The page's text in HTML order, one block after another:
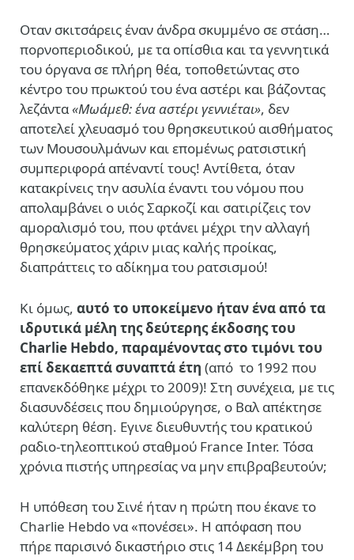
Οταν σκιτσάρεις έναν άνδρα σκυμμένο σε στάση…
πορνοπεριοδικού, με τα οπίσθια και τα γεννητικά
του όργανα σε πλήρη θέα, τοποθετώντας στο
κέντρο του πρωκτού του ένα αστέρι και βάζοντας
λεζάντα«Μωάμεθ: ένα αστέρι γεννιέται», δεν
αποτελεί χλευασμό του θρησκευτικού αισθήματος
των Μουσουλμάνων και επομένως ρατσιστική
συμπεριφορά απέναντί τους! Αντίθετα, όταν
κατακρίνεις την ασυλία έναντι του νόμου που
απολαμβάνει ο υιός Σαρκοζί και σατιρίζεις τον
αμοραλισμό του, που φτάνει μέχρι την αλλαγή
θρησκεύματος χάριν μιας καλής προίκας,
διαπράττεις το αδίκημα του ρατσισμού!
Κι όμως, αυτό το υποκείμενο ήταν ένα από τα
ιδρυτικά μέλη της δεύτερης έκδοσης του
Charlie Hebdo, παραμένοντας στο τιμόνι του
επί δεκαεπτά συναπτά έτη (από το 1992 που
επανεκδόθηκε μέχρι το 2009)! Στη συνέχεια, με τις
διασυνδέσεις που δημιούργησε, ο Βαλ απέκτησε
καλύτερη θέση. Εγινε διευθυντής του κρατικού
ραδιο-τηλεοπτικού σταθμού France Inter. Τόσα
χρόνια πιστής υπηρεσίας να μην επιβραβευτούν;
Η υπόθεση του Σινέ ήταν η πρώτη που έκανε το
Charlie Hebdo να «πονέσει». Η απόφαση που
πήρε παρισινό δικαστήριο στις 14 Δεκέμβρη του